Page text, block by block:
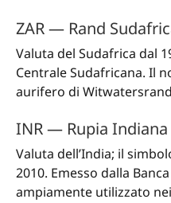
ZAR — Rand
Valuta del Sudafrica dal
Centrale Sudafricana. Il
aurifero di
INR — Rupia Indiana
Valuta dell’India; il
2010. Emesso dalla
ampiamente utilizzato